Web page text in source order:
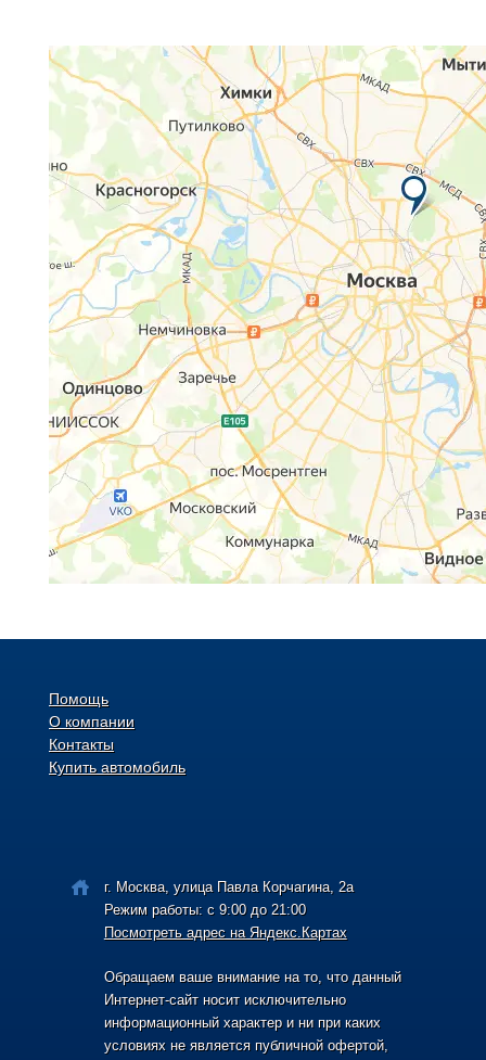
Помощь
О компании
Контакты
Купить автомобиль
г. Москва, улица Павла Корчагина, 2а
Режим работы: с 9:00 до 21:00
Посмотреть адрес на Яндекс.Картах
Обращаем ваше внимание на то, что данный
Интернет-сайт носит исключительно
информационный характер и ни при каких
условиях не является публичной офертой,